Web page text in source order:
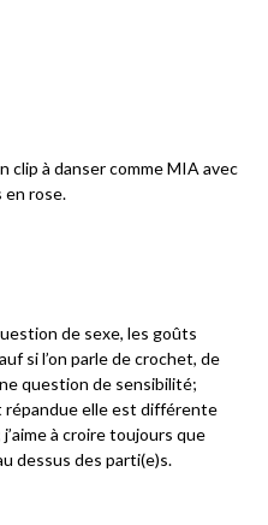
clip à danser comme MIA avec
en rose.
de sexe, les goûts
si l’on parle de crochet, de
question de sensibilité;
répandue elle est différente
à croire toujours que
dessus des parti(e)s.